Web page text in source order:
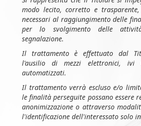
modo lecito, corretto e
necessari al raggiungimento delle
per lo svolgimento delle
segnalazione.
Il trattamento è effettuato dal
l'ausilio di mezzi elettronici, ivi
automatizzati.
Il trattamento verrà escluso e/o
le finalità perseguite possano essere
anonimizzazione o attraverso
l'identificazione dell'interessato solo